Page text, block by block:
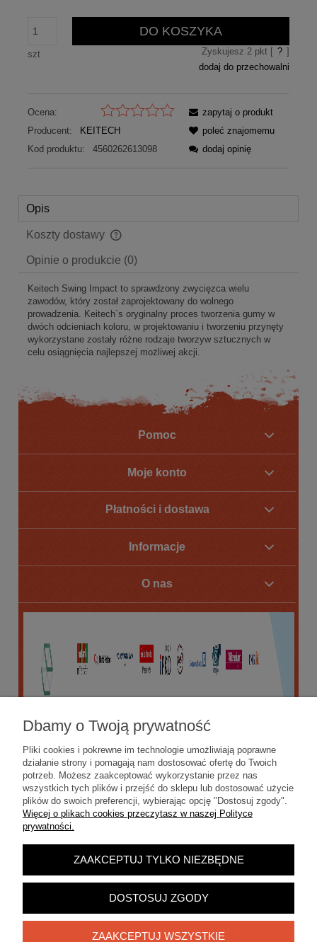
szt
DO KOSZYKA
Zyskujesz 2pkt [ ? ]
dodaj do przechowalni
Ocena:
Producent:
KEITECH
Kod produktu:
4560262613098
zapytaj o produkt
poleć znajomemu
dodaj opinię
Opis
Koszty dostawy
Cena nie zawiera ewentualnych kosztów płatności
Opinie o produkcie (0)
Keitech Swing Impact to sprawdzony zwycięzca wielu
zawodów, który został zaprojektowany do wolnego
prowadzenia. Keitech`s oryginalny proces tworzenia gumy w
dwóch odcieniach koloru, w projektowaniu i tworzeniu przynęty
wykorzystane zostały różne rodzaje tworzyw sztucznych w
celu osiągnięcia najlepszej możliwej akcji.
Pomoc
Moje konto
Płatności i dostawa
Informacje
O nas
POKAŻ PEŁNĄ WERSJĘ STRONY
Sklep internetowy Shoper.pl
Dbamy o Twoją prywatność
Pliki cookies i pokrewne im technologie umożliwiają poprawne
działanie strony i pomagają nam dostosować ofertę do Twoich
potrzeb. Możesz zaakceptować wykorzystanie przez nas
wszystkich tych plików i przejść do sklepu lub dostosować użycie
plików do swoich preferencji, wybierając opcję "Dostosuj zgody".
Więcej o plikach cookies przeczytasz w naszej Polityce
prywatności.
ZAAKCEPTUJ TYLKO NIEZBĘDNE
DOSTOSUJ ZGODY
ZAAKCEPTUJ WSZYSTKIE